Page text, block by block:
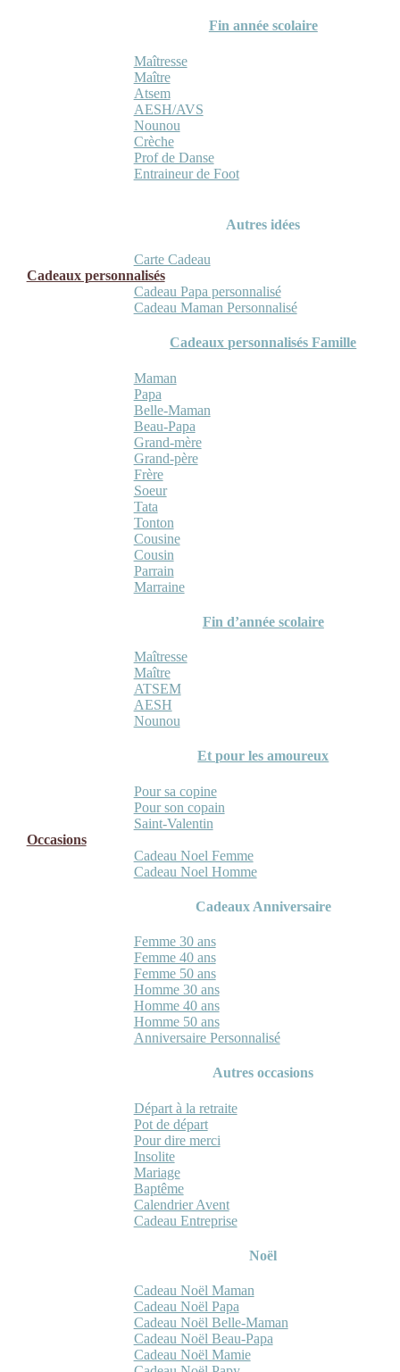
Fin année scolaire
Maîtresse
Maître
Atsem
AESH/AVS
Nounou
Crèche
Prof de Danse
Entraineur de Foot
Autres idées
Carte Cadeau
Cadeaux personnalisés
Cadeau Papa personnalisé
Cadeau Maman Personnalisé
Cadeaux personnalisés Famille
Maman
Papa
Belle-Maman
Beau-Papa
Grand-mère
Grand-père
Frère
Soeur
Tata
Tonton
Cousine
Cousin
Parrain
Marraine
Fin d’année scolaire
Maîtresse
Maître
ATSEM
AESH
Nounou
Et pour les amoureux
Pour sa copine
Pour son copain
Saint-Valentin
Occasions
Cadeau Noel Femme
Cadeau Noel Homme
Cadeaux Anniversaire
Femme 30 ans
Femme 40 ans
Femme 50 ans
Homme 30 ans
Homme 40 ans
Homme 50 ans
Anniversaire Personnalisé
Autres occasions
Départ à la retraite
Pot de départ
Pour dire merci
Insolite
Mariage
Baptême
Calendrier Avent
Cadeau Entreprise
Noël
Cadeau Noël Maman
Cadeau Noël Papa
Cadeau Noël Belle-Maman
Cadeau Noël Beau-Papa
Cadeau Noël Mamie